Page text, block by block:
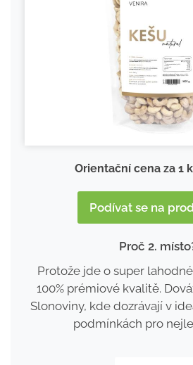
Orientační cena za 1
Podívat se na
Proč 2.
Protože jde o super
100% prémiové kvalitě.
Slonoviny, kde dozrávají v
podmínkách pro